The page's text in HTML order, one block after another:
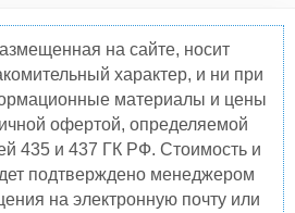
на сайте, носит
характер, и ни при
материалы и цены
офертой, определяемой
435 и 437 ГК РФ. Стоимость и
подтверждено менеджером
на электронную почту или